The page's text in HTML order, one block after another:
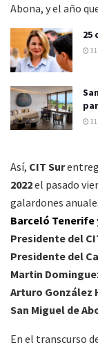
Abona, y el año
25
Así, CIT Sur
2022el pasado
galardones
Barceló Tenerife
Presidente del
Presidente del
Martin
Arturo González
San Miguel de
En el transcurso